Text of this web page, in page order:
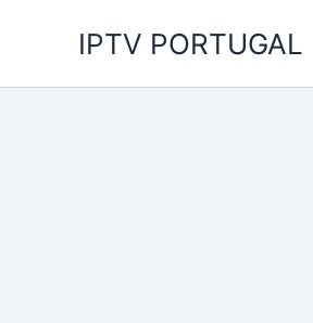
IPTV PORTUGAL